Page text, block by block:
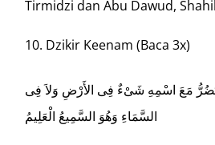
Tirmidzi dan Abu Dawud,
Dzikir Keenam (Baca 3x)
يَضُرُّ مَعَ اسْمِهِ شَىْءٌ فِى الأَرْضِ وَلاَ فِى
السَّمَاءِ وَهُوَ السَّمِيعُ الْعَلِيمُ